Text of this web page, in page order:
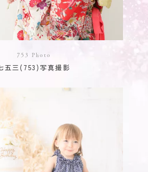
753 Photo
五三(753)写真撮影